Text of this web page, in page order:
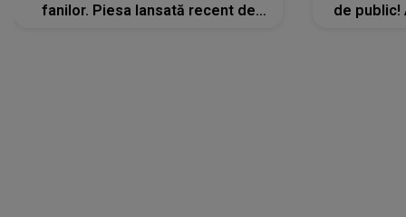
fanilor. Piesa lansată recent de
de public!